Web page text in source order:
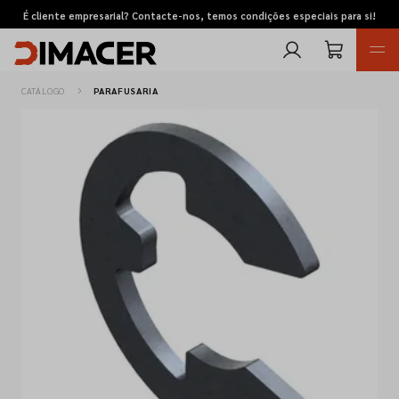
É cliente empresarial? Contacte-nos, temos condições especiais para si!
Retomas
Pedidos de cotação
CATÁLOGO PARAFUSARIA